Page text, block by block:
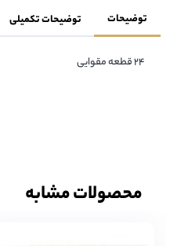
توضیحات توضیحات تکمیلی
24 قطعه مقوایی
محصولات مشابه